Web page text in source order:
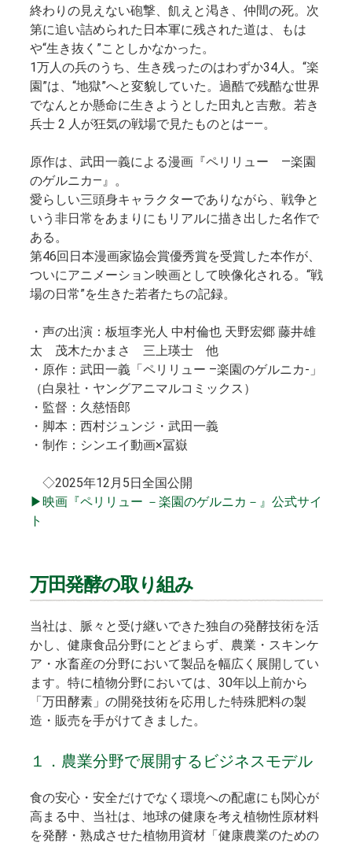
終わりの見えない砲撃、飢えと渇き、仲間の死。次
第に追い詰められた日本軍に残された道は、もは
や“生き抜く”ことしかなかった。
1万人の兵のうち、生き残ったのはわずか34人。“楽
園”は、“地獄”へと変貌していた。過酷で残酷な世界
でなんとか懸命に生きようとした田丸と吉敷。若き
兵士 2 人が狂気の戦場で見たものとは――。
原作は、武田一義による漫画『ペリリュー ―楽園
のゲルニカ―』。
愛らしい三頭身キャラクターでありながら、戦争と
いう非日常をあまりにもリアルに描き出した名作で
ある。
第46回日本漫画家協会賞優秀賞を受賞した本作が、
ついにアニメーション映画として映像化される。“戦
場の日常”を生きた若者たちの記録。
・声の出演：板垣李光人 中村倫也 天野宏郷 藤井雄
太 茂木たかまさ 三上瑛士 他
・原作：武田一義「ペリリュー –楽園のゲルニカ-」
（白泉社・ヤングアニマルコミックス）
・監督：久慈悟郎
・脚本：西村ジュンジ・武田一義
・制作：シンエイ動画×冨嶽
◇2025年12月5日全国公開
▶映画『ペリリュー －楽園のゲルニカ－』公式サイ
ト
万田発酵の取り組み
当社は、脈々と受け継いできた独自の発酵技術を活
かし、健康食品分野にとどまらず、農業・スキンケ
ア・水畜産の分野において製品を幅広く展開してい
ます。特に植物分野においては、30年以上前から
「万田酵素」の開発技術を応用した特殊肥料の製
造・販売を手がけてきました。
１．農業分野で展開するビジネスモデル
食の安心・安全だけでなく環境への配慮にも関心が
高まる中、当社は、地球の健康を考え植物性原材料
を発酵・熟成させた植物用資材「健康農業のための